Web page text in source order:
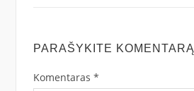
PARAŠYKITE KOMENTARĄ
Komentaras *